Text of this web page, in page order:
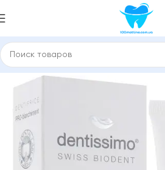
средства для гигиены полости рта